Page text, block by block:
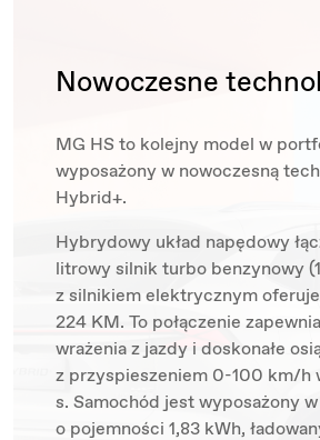
Nowoczesne
MG HS to kolejny model w
wyposażony w nowoczesną
Hybrid+.
Hybrydowy układ napędowy
litrowy silnik turbo benzynowy
z silnikiem elektrycznym oferuje
224 KM. To połączenie
wrażenia z jazdy i doskonałe
z przyspieszeniem 0-100 km/h
s. Samochód jest wyposażony
o pojemności 1,83 kWh,